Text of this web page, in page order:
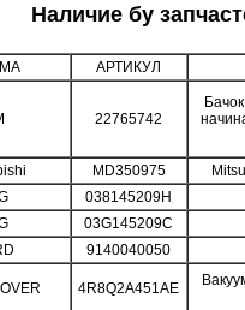
Наличие бу
АРТИКУЛ
22765742
MD350975
038145209H
03G145209C
9140040050
4R8Q2A451AE